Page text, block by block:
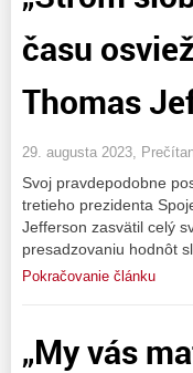
času
Thomas
29. augusta 2023,
Svoj pravdepodobne
tretieho prezidenta
Jefferson zasvätil celý
presadzovaniu hodnôt
Pokračovanie článku
„My vás